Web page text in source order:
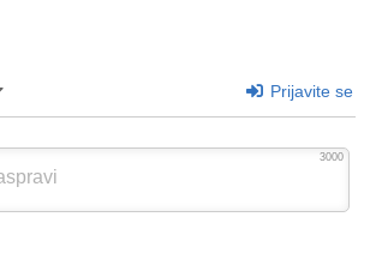
Prijavite se
3000